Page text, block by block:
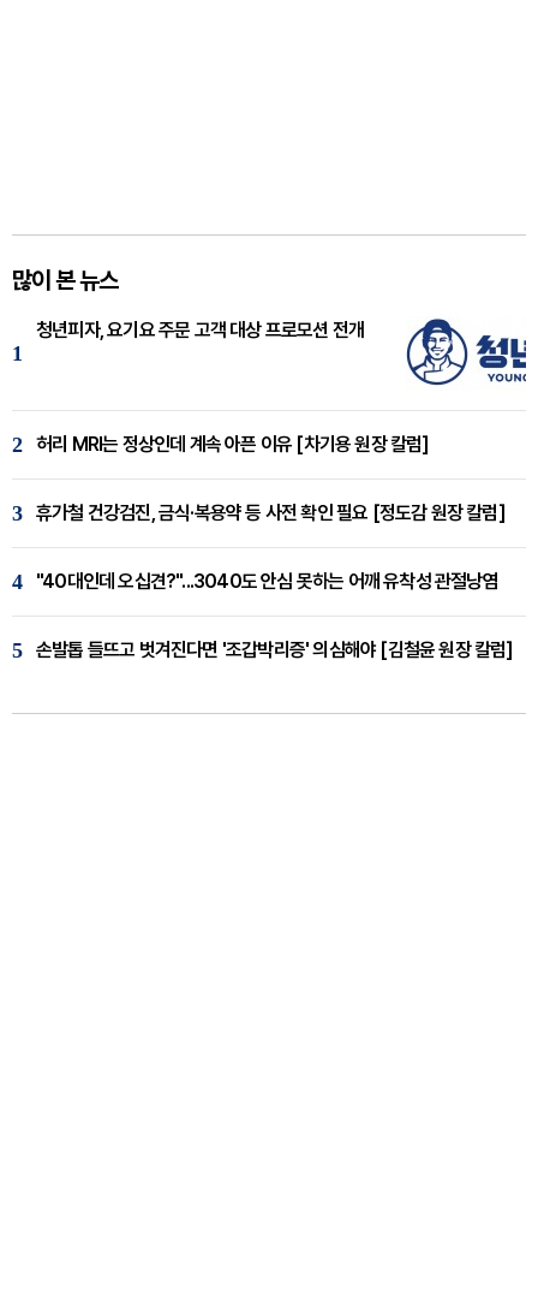
많이 본 뉴스
1
청년피자, 요기요 주문 고객 대상 프로모션 전개
2 허리 MRI는 정상인데 계속 아픈 이유 [차기용 원장 칼럼]
3 휴가철 건강검진, 금식·복용약 등 사전 확인 필요 [정도감 원장 칼럼]
4 "40대인데 오십견?"...3040도 안심 못하는 어깨 유착성 관절낭염
5 손발톱 들뜨고 벗겨진다면 '조갑박리증' 의심해야 [김철윤 원장 칼럼]